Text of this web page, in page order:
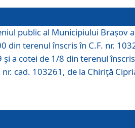
public al Municipiului Braşov a
din terenul înscris în C.F. nr.
și a cotei de 1/8 din terenul
cad. 103261, de la Chiriță